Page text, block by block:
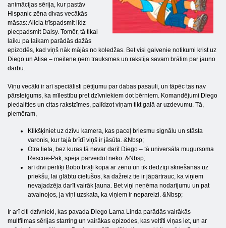
animācijas sērija, kur pastāv
Hispanic zēna divas vecākās
māsas: Alicia trīspadsmit līdz
piecpadsmit Daisy. Tomēr, tā tikai
laiku pa laikam parādās dažās
epizodēs, kad viņš nāk mājās no koledžas. Bet visi galvenie notikumi krist uz
Diego un Alise – meitene ņem trauksmes un rakstīja savam brālim par jauno
darbu.
Viņu vecāki ir arī speciālisti pētījumu par dabas pasauli, un tāpēc tas nav
pārsteigums, ka mīlestību pret dzīvniekiem dot bērniem. Komandējumi Diego
piedalīties un citas rakstzīmes, palīdzot viņam tikt galā ar uzdevumu. Tā,
piemēram,
Klikšķiniet uz dzīvu kamera, kas paceļ briesmu signālu un stāsta
varonis, kur tajā brīdī viņš ir jāsūta. &Nbsp;
Otra lieta, bez kuras tā nevar darīt Diego – tā universāla mugursoma
Rescue-Pak, spēja pārveidot neko. &Nbsp;
arī divi pērtiķi Bobo brāļi kopā ar zēnu un tik dedzīgi skriešanās uz
priekšu, lai glābtu cietušos, ka dažreiz tie ir jāpārtrauc, ka viņiem
nevajadzēja darīt vairāk ļauna. Bet viņi neņēma nodarījumu un pat
atvainojos, ja viņi uzskata, ka viņiem ir nepareizi. &Nbsp;
Ir arī citi dzīvnieki, kas pavada Diego Lama Linda parādās vairākās
multfilmas sērijas starring un vairākas epizodes, kas veltīti viņas iet, un ar